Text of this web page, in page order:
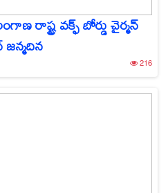
రాష్ట్ర వక్ఫ్ బోర్డు చైర్మన్
జన్మదిన
216